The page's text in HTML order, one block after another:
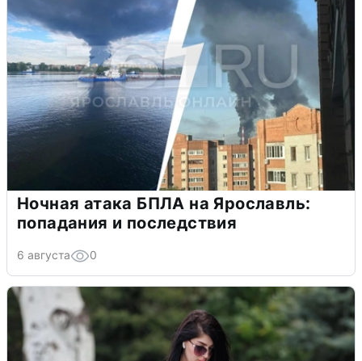
Ночная атака БПЛА на Ярославль:
попадания и последствия
6 августа 0